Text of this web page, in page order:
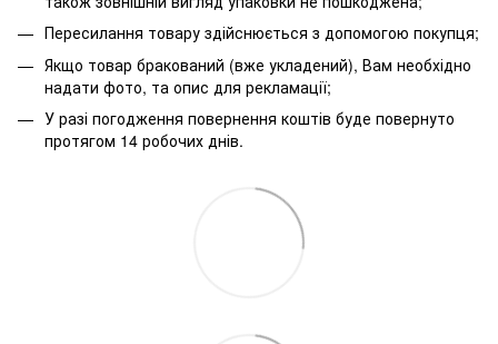
Пересилання товару здійснюється з допомогою покупця;
Якщо товар бракований (вже укладений), Вам необхідно
надати фото, та опис для рекламації;
У разі погодження повернення коштів буде повернуто
протягом 14 робочих днів.